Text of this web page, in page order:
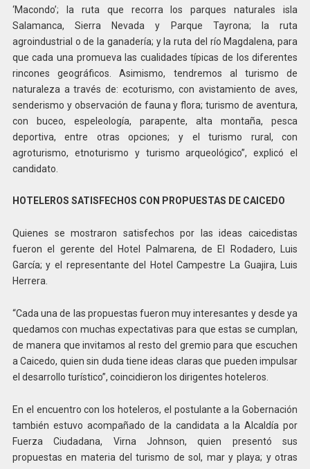
‘Macondo’; la ruta que recorra los parques naturales isla
Salamanca, Sierra Nevada y Parque Tayrona; la ruta
agroindustrial o de la ganadería; y la ruta del río Magdalena, para
que cada una promueva las cualidades típicas de los diferentes
rincones geográficos. Asimismo, tendremos al turismo de
naturaleza a través de: ecoturismo, con avistamiento de aves,
senderismo y observación de fauna y flora; turismo de aventura,
con buceo, espeleología, parapente, alta montaña, pesca
deportiva, entre otras opciones; y el turismo rural, con
agroturismo, etnoturismo y turismo arqueológico”, explicó el
candidato.
HOTELEROS SATISFECHOS CON PROPUESTAS DE CAICEDO
Quienes se mostraron satisfechos por las ideas caicedistas
fueron el gerente del Hotel Palmarena, de El Rodadero, Luis
García; y el representante del Hotel Campestre La Guajira, Luis
Herrera.
“Cada una de las propuestas fueron muy interesantes y desde ya
quedamos con muchas expectativas para que estas se cumplan,
de manera que invitamos al resto del gremio para que escuchen
a Caicedo, quien sin duda tiene ideas claras que pueden impulsar
el desarrollo turístico”, coincidieron los dirigentes hoteleros.
En el encuentro con los hoteleros, el postulante a la Gobernación
también estuvo acompañado de la candidata a la Alcaldía por
Fuerza Ciudadana, Virna Johnson, quien presentó sus
propuestas en materia del turismo de sol, mar y playa; y otras